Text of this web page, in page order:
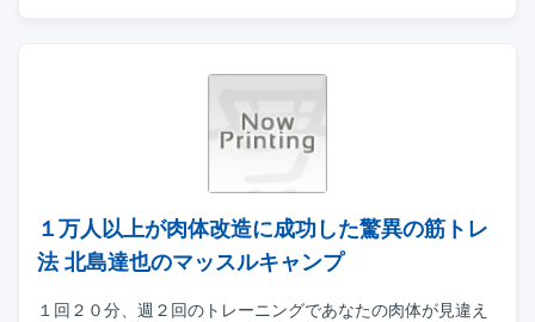
１万人以上が肉体改造に成功した驚異の筋トレ
法 北島達也のマッスルキャンプ
１回２０分、週２回のトレーニングであなたの肉体が見違え